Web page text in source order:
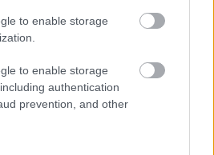
to enable storage
to enable storage
authentication
prevention, and other